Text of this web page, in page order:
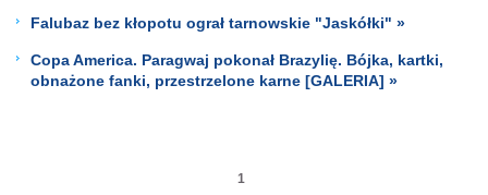
Falubaz bez kłopotu ograł tarnowskie "Jaskółki" »
Copa America. Paragwaj pokonał Brazylię. Bójka, kartki,
obnażone fanki, przestrzelone karne [GALERIA] »
1